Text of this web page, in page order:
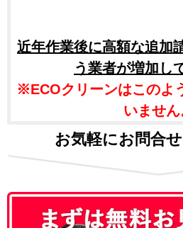
近年作業後に高額な追加
う業者が増加し
※ECOクリーンはこのよ
いません
お気軽にお問合